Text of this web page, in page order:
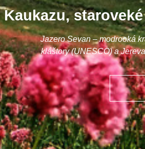
Jazero Sevan – modrooká
kláštory (UNESCO) a